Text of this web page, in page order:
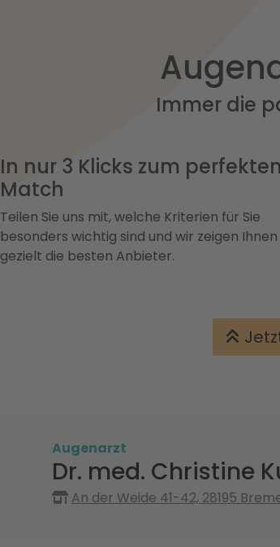
Immer die
In nur 3 Klicks zum perfekten
Match
Teilen Sie uns mit, welche Kriterien für Sie
besonders wichtig sind und wir zeigen Ihnen
gezielt die besten Anbieter.
Augenarzt
Dr. med. Christine
An der Weide 41-42, 28195